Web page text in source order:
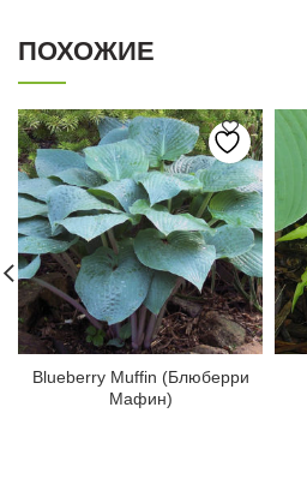
ПОХОЖИЕ
Blueberry Muffin (Блюберри
Мафин)